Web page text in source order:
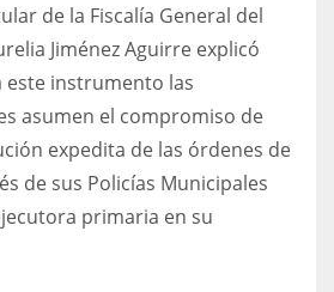
de la Fiscalía General del
Jiménez Aguirre explicó
este instrumento las
asumen el compromiso de
expedita de las órdenes de
de sus Policías Municipales
primaria en su